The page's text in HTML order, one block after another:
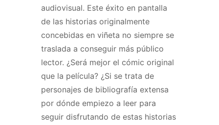
audiovisual. Este éxito en pantalla
de las historias originalmente
concebidas en viñeta no siempre se
traslada a conseguir más público
lector. ¿Será mejor el cómic original
que la película? ¿Si se trata de
personajes de bibliografía extensa
por dónde empiezo a leer para
seguir disfrutando de estas historias